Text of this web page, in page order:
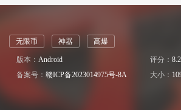
无限币 神器 高爆
版本： Android 评分： 8.2
备案号： 赣ICP备2023014975号-8A 大小：